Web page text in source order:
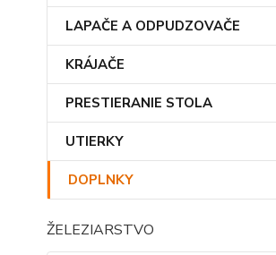
LAPAČE A ODPUDZOVAČE
KRÁJAČE
PRESTIERANIE STOLA
UTIERKY
DOPLNKY
ŽELEZIARSTVO